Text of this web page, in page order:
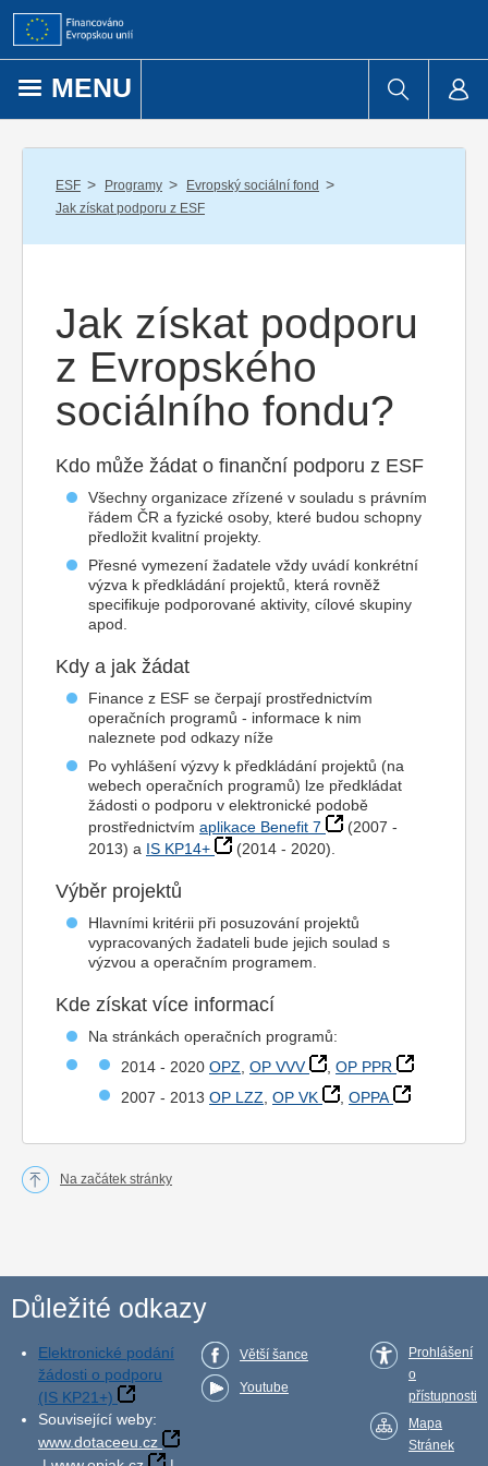
Přejít k obsahu
MENU
ESF / Programy / Evropský sociální fond /
Jak získat podporu z ESF
Jak získat podporu
z Evropského
sociálního fondu?
Kdo může žádat o finanční podporu z ESF
Všechny organizace zřízené v souladu s právním
řádem ČR a fyzické osoby, které budou schopny
předložit kvalitní projekty.
Přesné vymezení žadatele vždy uvádí konkrétní
výzva k předkládání projektů, která rovněž
specifikuje podporované aktivity, cílové skupiny
apod.
Kdy a jak žádat
Finance z ESF se čerpají prostřednictvím
operačních programů - informace k nim
naleznete pod odkazy níže
Po vyhlášení výzvy k předkládání projektů (na
webech operačních programů) lze předkládat
žádosti o podporu v elektronické podobě
prostřednictvím aplikace Benefit 7
(2007 -
2013) a IS KP14+ (2014 - 2020).
Výběr projektů
Hlavními kritérii při posuzování projektů
vypracovaných žadateli bude jejich soulad s
výzvou a operačním programem.
Kde získat více informací
Na stránkách operačních programů:
2014 - 2020 OPZ OP VVV
OP PPR
2007 - 2013 OP LZZ OP VK OPPA
Na začátek stránky
Důležité odkazy
Elektronické podání
žádosti o podporu
(IS KP21+)
Související weby:
www.dotaceeu.cz
Větší šance
Youtube
Prohlášení
o
přístupnosti
Mapa
Stránek